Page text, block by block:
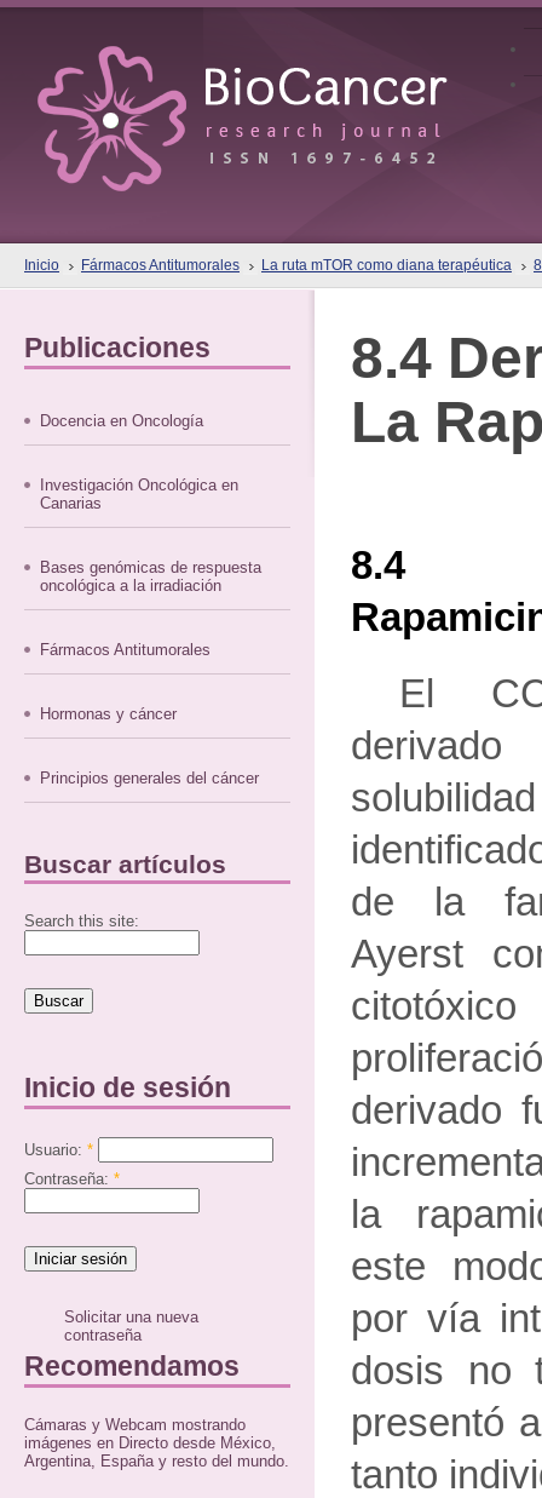
Inicio Fármacos Antitumorales La ruta mTOR como diana terapéutica
Publicaciones
Docencia en Oncología
Investigación Oncológica en
Canarias
Bases genómicas de respuesta
oncológica a la irradiación
Fármacos Antitumorales
Hormonas y cáncer
Principios generales del cáncer
Buscar artículos
Search this site:
Inicio de sesión
Usuario: *
Contraseña: *
Solicitar una nueva
contraseña
Recomendamos
Cámaras y Webcam mostrando
imágenes en Directo desde México,
Argentina, España y resto del mundo.
8.4
La
8.4
El
de la
Ayerst
derivado
la
este
por vía
dosis no
presentó
tanto